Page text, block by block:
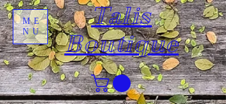
Talis
Boutique
ME
NU